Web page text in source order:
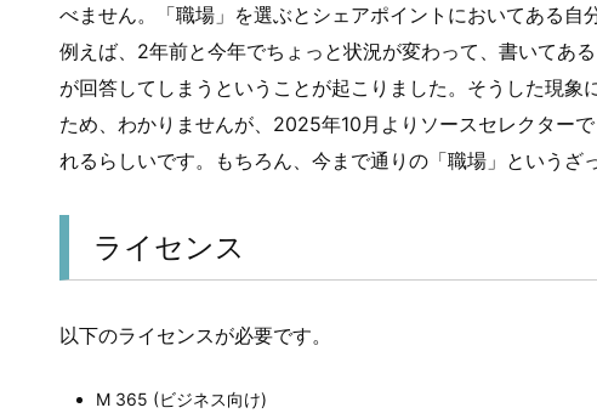
べません。「職場」を選ぶとシェアポイントにおいてある自
例えば、2年前と今年でちょっと状況が変わって、書いてあ
が回答してしまうということが起こりました。そうした現
ため、わかりませんが、2025年10月よりソースセレクター
れるらしいです。もちろん、今まで通りの「職場」というざ
ライセンス
以下のライセンスが必要です。
M 365 (ビジネス向け)